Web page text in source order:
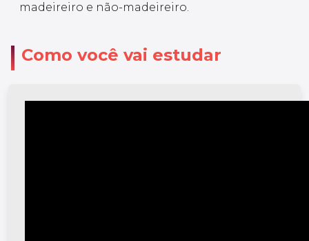
madeireiro e não-madeireiro.
Como você vai estudar